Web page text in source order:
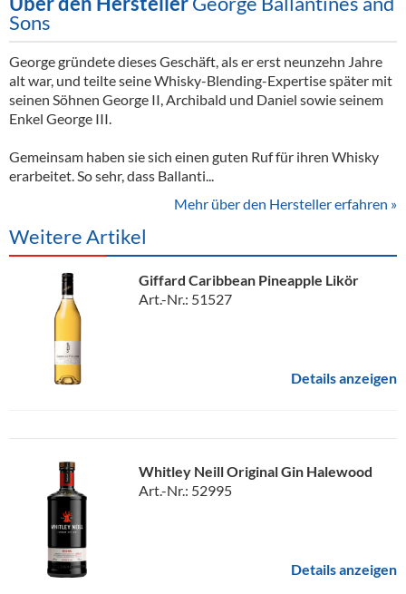
Sons
George gründete dieses Geschäft, als er erst neunzehn Jahre
alt war, und teilte seine Whisky-Blending-Expertise später mit
seinen Söhnen George II, Archibald und Daniel sowie seinem
Enkel George III.
Gemeinsam haben sie sich einen guten Ruf für ihren Whisky
erarbeitet. So sehr, dass Ballanti...
Mehr über den Hersteller erfahren »
Weitere Artikel
Giffard Caribbean Pineapple Likör
Art.-Nr.: 51527
Details anzeigen
Whitley Neill Original Gin Halewood
Art.-Nr.: 52995
Details anzeigen